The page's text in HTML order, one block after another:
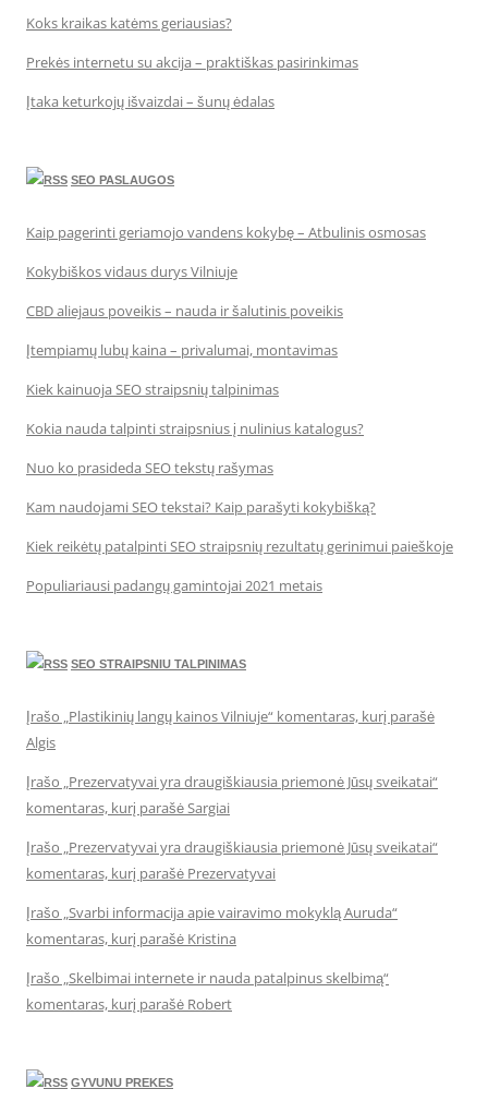
Koks kraikas katėms geriausias?
Prekės internetu su akcija – praktiškas pasirinkimas
Įtaka keturkojų išvaizdai – šunų ėdalas
SEO PASLAUGOS
Kaip pagerinti geriamojo vandens kokybę – Atbulinis osmosas
Kokybiškos vidaus durys Vilniuje
CBD aliejaus poveikis – nauda ir šalutinis poveikis
Įtempiamų lubų kaina – privalumai, montavimas
Kiek kainuoja SEO straipsnių talpinimas
Kokia nauda talpinti straipsnius į nulinius katalogus?
Nuo ko prasideda SEO tekstų rašymas
Kam naudojami SEO tekstai? Kaip parašyti kokybišką?
Kiek reikėtų patalpinti SEO straipsnių rezultatų gerinimui paieškoje
Populiariausi padangų gamintojai 2021 metais
SEO STRAIPSNIU TALPINIMAS
Įrašo „Plastikinių langų kainos Vilniuje“ komentaras, kurį parašė
Algis
Įrašo „Prezervatyvai yra draugiškiausia priemonė Jūsų sveikatai“
komentaras, kurį parašė Sargiai
Įrašo „Prezervatyvai yra draugiškiausia priemonė Jūsų sveikatai“
komentaras, kurį parašė Prezervatyvai
Įrašo „Svarbi informacija apie vairavimo mokyklą Auruda“
komentaras, kurį parašė Kristina
Įrašo „Skelbimai internete ir nauda patalpinus skelbimą“
komentaras, kurį parašė Robert
GYVUNU PREKES